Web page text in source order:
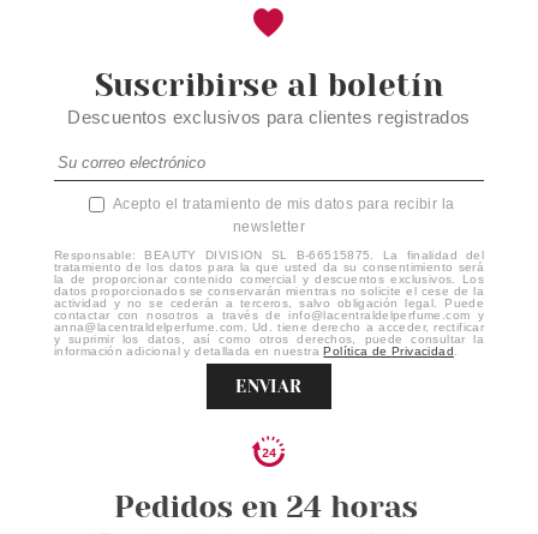
Suscribirse al boletín
Descuentos exclusivos para clientes registrados
Acepto el tratamiento de mis datos para recibir la
newsletter
Responsable: BEAUTY DIVISION SL B-66515875. La finalidad del
tratamiento de los datos para la que usted da su consentimiento será
la de proporcionar contenido comercial y descuentos exclusivos. Los
datos proporcionados se conservarán mientras no solicite el cese de la
actividad y no se cederán a terceros, salvo obligación legal. Puede
contactar con nosotros a través de info@lacentraldelperfume.com y
anna@lacentraldelperfume.com. Ud. tiene derecho a acceder, rectificar
y suprimir los datos, así como otros derechos, puede consultar la
información adicional y detallada en nuestraPolítica de Privacidad
ENVIAR